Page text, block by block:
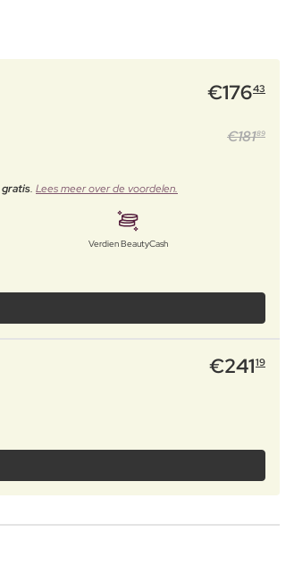
€17643
€18189
gratis. Lees meer over de voordelen.
Verdien BeautyCash
€24119